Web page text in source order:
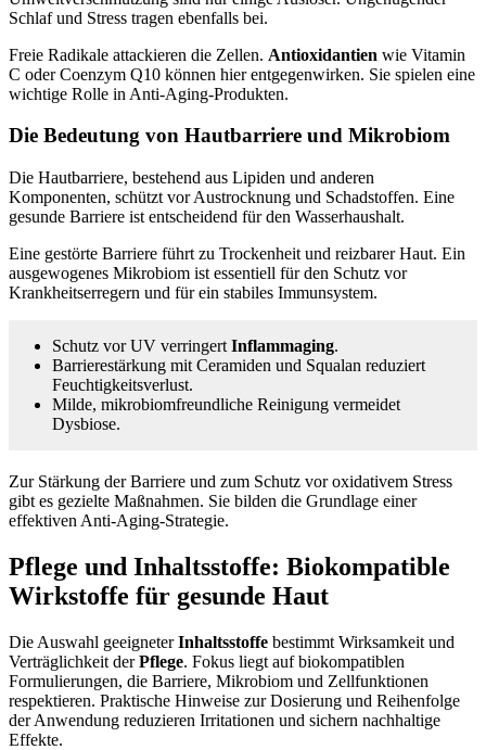
Schlaf und Stress tragen ebenfalls bei.
Freie Radikale attackieren die Zellen. Antioxidantien wie Vitamin
C oder Coenzym Q10 können hier entgegenwirken. Sie spielen eine
wichtige Rolle in Anti-Aging-Produkten.
Die Bedeutung von Hautbarriere und Mikrobiom
Die Hautbarriere, bestehend aus Lipiden und anderen
Komponenten, schützt vor Austrocknung und Schadstoffen. Eine
gesunde Barriere ist entscheidend für den Wasserhaushalt.
Eine gestörte Barriere führt zu Trockenheit und reizbarer Haut. Ein
ausgewogenes Mikrobiom ist essentiell für den Schutz vor
Krankheitserregern und für ein stabiles Immunsystem.
Schutz vor UV verringert Inflammaging.
Barrierestärkung mit Ceramiden und Squalan reduziert
Feuchtigkeitsverlust.
Milde, mikrobiomfreundliche Reinigung vermeidet
Dysbiose.
Zur Stärkung der Barriere und zum Schutz vor oxidativem Stress
gibt es gezielte Maßnahmen. Sie bilden die Grundlage einer
effektiven Anti-Aging-Strategie.
Pflege und Inhaltsstoffe: Biokompatible
Wirkstoffe für gesunde Haut
Die Auswahl geeigneterInhaltsstoffe bestimmt Wirksamkeit und
Verträglichkeit derPflege. Fokus liegt auf biokompatiblen
Formulierungen, die Barriere, Mikrobiom und Zellfunktionen
respektieren. Praktische Hinweise zur Dosierung und Reihenfolge
der Anwendung reduzieren Irritationen und sichern nachhaltige
Effekte.